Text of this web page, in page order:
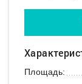
Площадь: